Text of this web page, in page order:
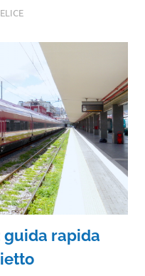
guida rapida